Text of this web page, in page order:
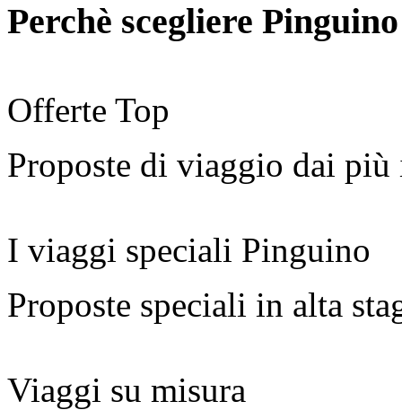
Perchè scegliere
Offerte Top
Proposte di viaggio dai
I viaggi speciali Pinguino
Proposte speciali in alta
Viaggi su misura